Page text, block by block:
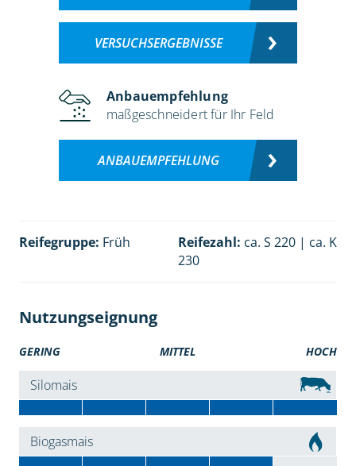
VERSUCHSERGEBNISSE
Anbauempfehlung
maßgeschneidert für Ihr Feld
ANBAUEMPFEHLUNG
Reifegruppe: Früh Reifezahl: ca. S 220 | ca. K
230
Nutzungseignung
GERING MITTEL HOCH
Silomais
Biogasmais